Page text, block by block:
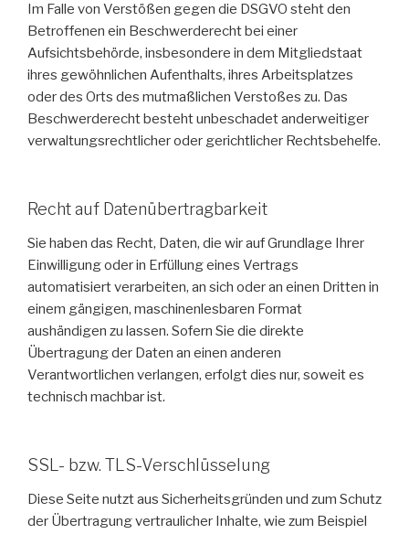
Im Falle von Verstößen gegen die DSGVO steht den
Betroffenen ein Beschwerderecht bei einer
Aufsichtsbehörde, insbesondere in dem Mitgliedstaat
ihres gewöhnlichen Aufenthalts, ihres Arbeitsplatzes
oder des Orts des mutmaßlichen Verstoßes zu. Das
Beschwerderecht besteht unbeschadet anderweitiger
verwaltungsrechtlicher oder gerichtlicher Rechtsbehelfe.
Recht auf Datenübertragbarkeit
Sie haben das Recht, Daten, die wir auf Grundlage Ihrer
Einwilligung oder in Erfüllung eines Vertrags
automatisiert verarbeiten, an sich oder an einen Dritten in
einem gängigen, maschinenlesbaren Format
aushändigen zu lassen. Sofern Sie die direkte
Übertragung der Daten an einen anderen
Verantwortlichen verlangen, erfolgt dies nur, soweit es
technisch machbar ist.
SSL- bzw. TLS-Verschlüsselung
Diese Seite nutzt aus Sicherheitsgründen und zum Schutz
der Übertragung vertraulicher Inhalte, wie zum Beispiel